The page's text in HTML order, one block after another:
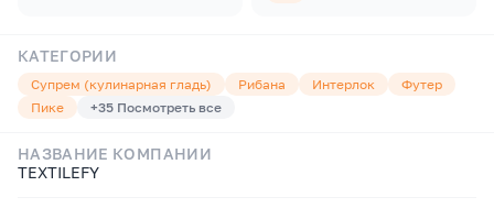
КАТЕГОРИИ
Супрем (кулинарная гладь) Рибана Интерлок
Футер
Пике
+35 Посмотреть все
НАЗВАНИЕ КОМПАНИИ
TEXTILEFY